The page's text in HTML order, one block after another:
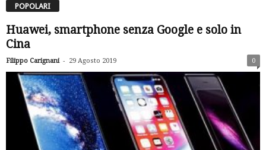
POPOLARI
Huawei, smartphone senza Google e solo in
Cina
Filippo Carignani - 29 Agosto 2019 0